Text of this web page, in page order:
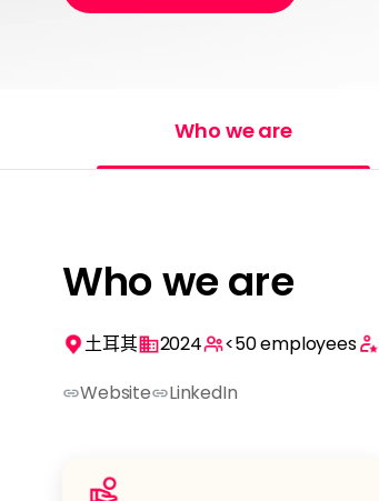
Who we are
Who we are
土耳其 2024 <50employees
Website
LinkedIn